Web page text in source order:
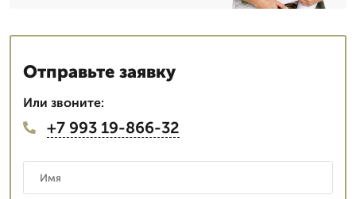
Отправьте заявку
Или звоните:
+7 993 19-866-32